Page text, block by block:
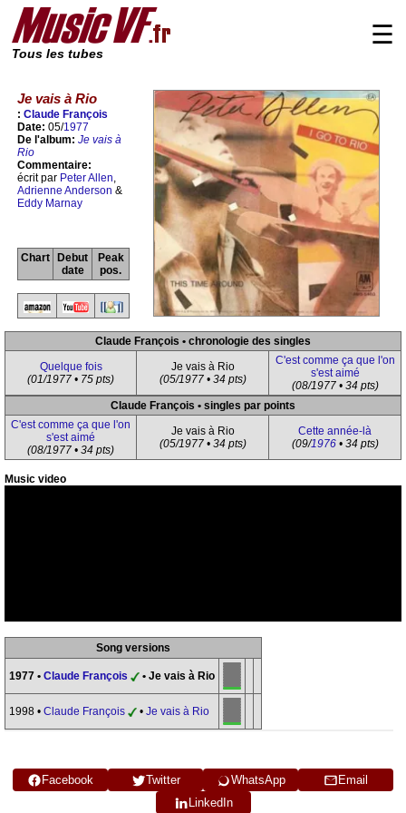
Tous les tubes
☰
Je vais à Rio
: Claude François
Date: 05/1977
De l'album: Je vais à
Rio
Commentaire:
écrit par Peter Allen,
Adrienne Anderson &
Eddy Marnay
Chart
Debut
date
Peak
pos.
Claude François • chronologie des singles
Quelque fois
(01/1977 • 75 pts)
Je vais à Rio
(05/1977 • 34 pts)
C'est comme ça que l'on
s'est aimé
(08/1977 • 34 pts)
Claude François • singles par points
C'est comme ça que l'on
s'est aimé
(08/1977 • 34 pts)
Je vais à Rio
(05/1977 • 34 pts)
Cette année-là
(09/1976• 34 pts)
Music video
Song versions
1977 • Claude François • Je vais à Rio
1998 • Claude François • Je vais à Rio
Facebook Twitter WhatsApp
Email
LinkedIn